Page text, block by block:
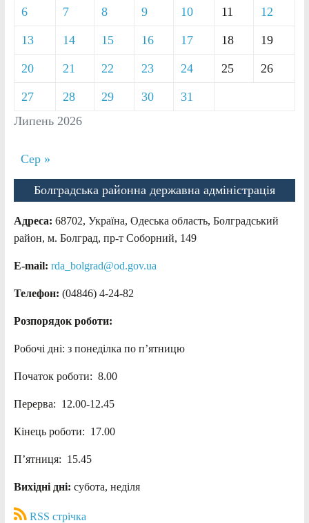
Липень 2026
6 7 8 9 10 11 12
13 14 15 16 17 18 19
20 21 22 23 24 25 26
27 28 29 30 31
Сер »
Болградська районна державна адміністрація
Адреса: 68702, Україна, Одеська область, Болградський
район, м. Болград, пр-т Соборний, 149
E-mail: rda_bolgrad@od.gov.ua
Телефон: (04846) 4-24-82
Розпорядок роботи:
Робочі дні: з понеділка по п’ятницю
Початок роботи: 8.00
Перерва: 12.00-12.45
Кінець роботи: 17.00
П’ятниця: 15.45
Вихідні дні: субота, неділя
RSS стрічка